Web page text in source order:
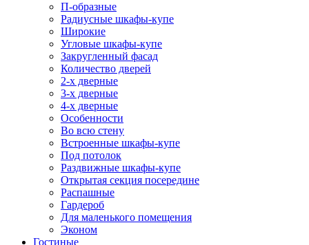
П-образные
Радиусные шкафы-купе
Широкие
Угловые шкафы-купе
Закругленный фасад
Количество дверей
2-х дверные
3-х дверные
4-х дверные
Особенности
Во всю стену
Встроенные шкафы-купе
Под потолок
Раздвижные шкафы-купе
Открытая секция посередине
Распашные
Гардероб
Для маленького помещения
Эконом
Гостиные